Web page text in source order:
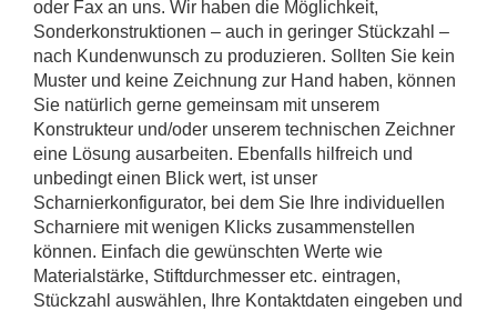
oder Fax an uns. Wir haben die Möglichkeit,
Sonderkonstruktionen – auch in geringer Stückzahl –
nach Kundenwunsch zu produzieren. Sollten Sie kein
Muster und keine Zeichnung zur Hand haben, können
Sie natürlich gerne gemeinsam mit unserem
Konstrukteur und/oder unserem technischen Zeichner
eine Lösung ausarbeiten. Ebenfalls hilfreich und
unbedingt einen Blick wert, ist unser
Scharnierkonfigurator, bei dem Sie Ihre individuellen
Scharniere mit wenigen Klicks zusammenstellen
können. Einfach die gewünschten Werte wie
Materialstärke, Stiftdurchmesser etc. eintragen,
Stückzahl auswählen, Ihre Kontaktdaten eingeben und